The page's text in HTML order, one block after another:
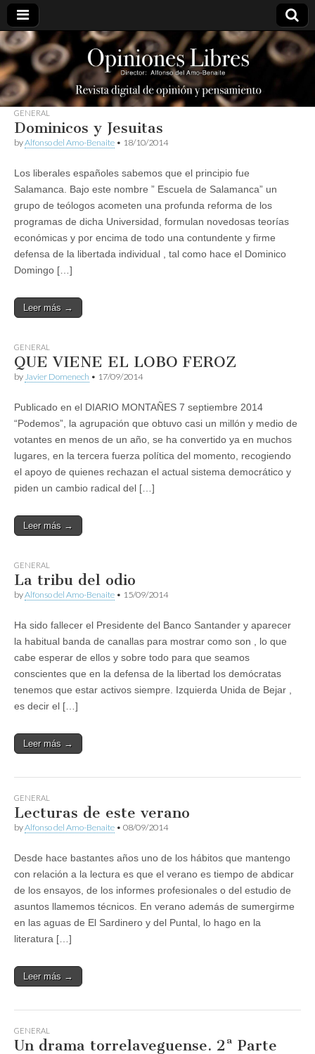
opinioneslibres
GENERAL
Dominicos y Jesuitas
byAlfonso del Amo-Benaite • 18/10/2014
Los liberales españoles sabemos que el principio fue
Salamanca. Bajo este nombre ” Escuela de Salamanca” un
grupo de teólogos acometen una profunda reforma de los
programas de dicha Universidad, formulan novedosas teorías
económicas y por encima de todo una contundente y firme
defensa de la libertada individual , tal como hace el Dominico
Domingo […]
Leer más →
GENERAL
QUE VIENE EL LOBO FEROZ
by Javier Domenech • 17/09/2014
Publicado en el DIARIO MONTAÑES 7 septiembre 2014
“Podemos”, la agrupación que obtuvo casi un millón y medio de
votantes en menos de un año, se ha convertido ya en muchos
lugares, en la tercera fuerza política del momento, recogiendo
el apoyo de quienes rechazan el actual sistema democrático y
piden un cambio radical del […]
Leer más →
GENERAL
La tribu del odio
byAlfonso del Amo-Benaite • 15/09/2014
Ha sido fallecer el Presidente del Banco Santander y aparecer
la habitual banda de canallas para mostrar como son , lo que
cabe esperar de ellos y sobre todo para que seamos
conscientes que en la defensa de la libertad los demócratas
tenemos que estar activos siempre. Izquierda Unida de Bejar ,
es decir el […]
Leer más →
GENERAL
Lecturas de este verano
byAlfonso del Amo-Benaite • 08/09/2014
Desde hace bastantes años uno de los hábitos que mantengo
con relación a la lectura es que el verano es tiempo de abdicar
de los ensayos, de los informes profesionales o del estudio de
asuntos llamemos técnicos. En verano además de sumergirme
en las aguas de El Sardinero y del Puntal, lo hago en la
literatura […]
Leer más →
GENERAL
Un drama torrelaveguense. 2ª Parte